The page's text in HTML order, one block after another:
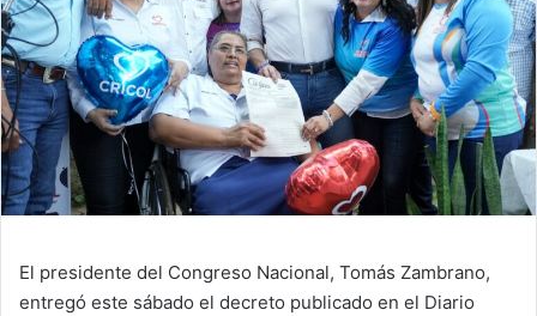
El presidente del Congreso Nacional, Tomás Zambrano,
entregó este sábado el decreto publicado en el Diario